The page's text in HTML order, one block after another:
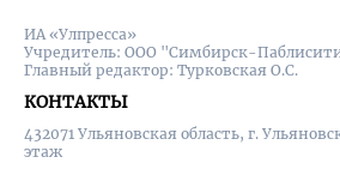
ИА «Улпресса»
Учредитель: ООО "Симбирск-
Главный редактор: Турковская О.С.
КОНТАКТЫ
432071 Ульяновская область, г.
этаж